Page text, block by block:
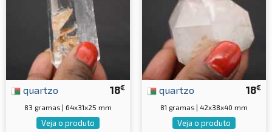
18€
quartzo
83 gramas | 64x31x25 mm
Veja o produto
18€
quartzo
81 gramas | 42x38x40 mm
Veja o produto